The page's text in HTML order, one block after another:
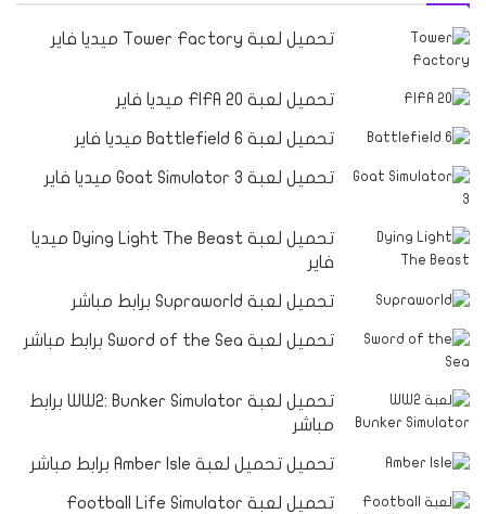
تحميل لعبة Tower Factory ميديا فاير
تحميل لعبة FIFA 20 ميديا فاير
تحميل لعبة Battlefield 6 ميديا فاير
تحميل لعبة Goat Simulator 3 ميديا فاير
تحميل لعبة Dying Light The Beast ميديا
فاير
تحميل لعبة Supraworld برابط مباشر
تحميل لعبة Sword of the Sea برابط مباشر
تحميل لعبة WW2: Bunker Simulator برابط
مباشر
تحميل تحميل لعبة Amber Isle برابط مباشر
تحميل لعبة Football Life Simulator